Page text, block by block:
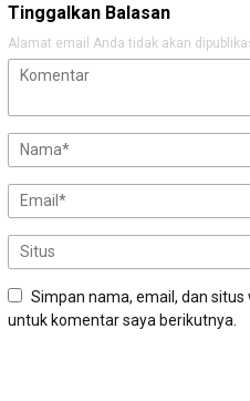
Tinggalkan Balasan
Alamat email Anda tidak akan
Simpan nama, email, dan
untuk komentar saya berikutnya.